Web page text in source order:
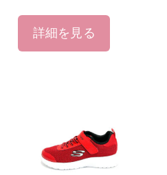
詳細を見る